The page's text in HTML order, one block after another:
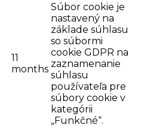
11
months
Súbor cookie je
nastavený na
základe súhlasu
so súbormi
cookie GDPR na
zaznamenanie
súhlasu
používateľa pre
súbory cookie v
kategórii
„Funkčné“.